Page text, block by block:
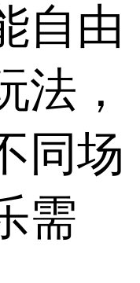
自由
法，
同场
需